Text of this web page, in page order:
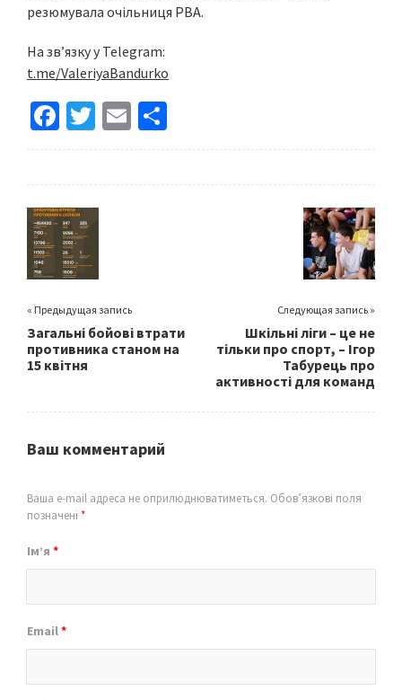
резюмувала очільниця РВА.
На зв’язку у Telegram:
t.me/ValeriyaBandurko
Fa
ce
o
o
k
T
wi
er
E
m h
« Предыдущая запись
Загальні бойові втрати
противника станом на
15 квітня
Следующая запись »
Шкільні ліги – це не
тільки про спорт, – Ігор
Табурець про
активності для команд
Ваш комментарий
Ваша e-mail адреса не оприлюднюватиметься. Обов’язкові поля
позначені *
Ім’я *
Email*